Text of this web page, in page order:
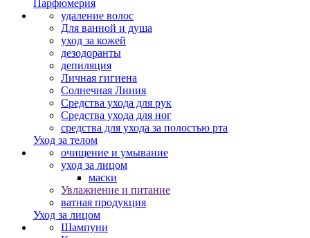
Парфюмерия
удаление волос
Для ванной и душа
уход за кожей
дезодоранты
депиляция
Личная гигиена
Солнечная Линия
Средства ухода для рук
Средства ухода для ног
средства для ухода за полостью рта
Уход за телом
очищение и умывание
уход за лицом
маски
Увлажнение и питание
ватная продукция
Уход за лицом
Шампуни